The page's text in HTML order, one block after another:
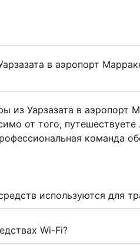
в аэропорт
из Уарзазата в аэропорт
от того,
команда
используются для
Wi-Fi?